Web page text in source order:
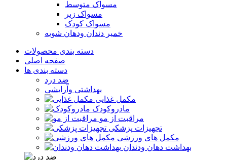
مسواک متوسط
مسواک زبر
مسواک کودک
خمیر دندان ودهان شویه
دسته بندی محصولات
صفحه اصلی
دسته بندی ها
ضد درد
بهداشتی وآرایشی
مکمل غذایی
مادروکودک
مراقبت از مو
تجهیزات پزشکی
مکمل های ورزشی
بهداشت دهان ودندان